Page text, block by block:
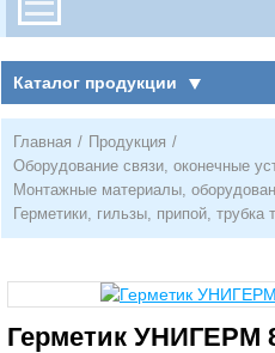
Каталог продукции
Главная / Продукция /
Оборудование связи, оконечные
Монтажные материалы,
Герметики, гильзы, припой, трубка
Герметик УНИГЕРМ